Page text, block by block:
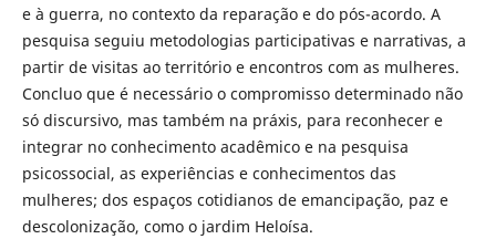
e à guerra, no contexto da reparação e do pós-acordo. A
pesquisa seguiu metodologias participativas e narrativas, a
partir de visitas ao território e encontros com as mulheres.
Concluo que é necessário o compromisso determinado não
só discursivo, mas também na práxis, para reconhecer e
integrar no conhecimento acadêmico e na pesquisa
psicossocial, as experiências e conhecimentos das
mulheres; dos espaços cotidianos de emancipação, paz e
descolonização, como o jardim Heloísa.